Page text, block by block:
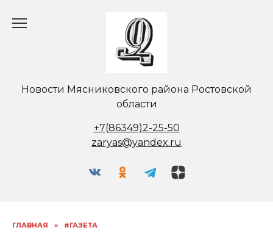
Новости Мясниковского района Ростовской
области
+7(86349)2-25-50
zaryas@yandex.ru
ГЛАВНАЯ » #ГАЗЕТА